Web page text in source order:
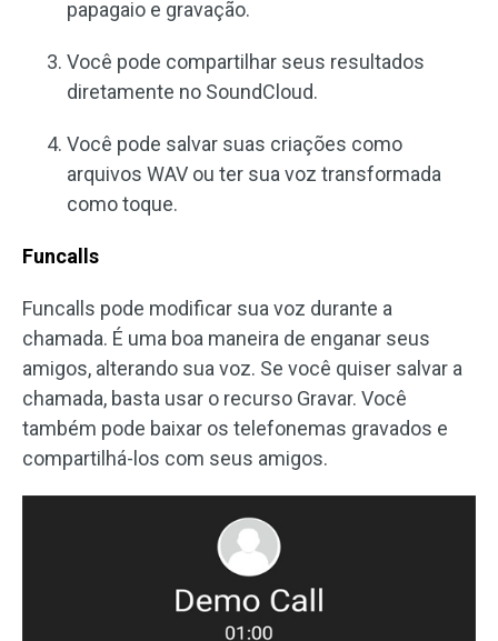
papagaio e gravação.
Você pode compartilhar seus resultados
diretamente no SoundCloud.
Você pode salvar suas criações como
arquivos WAV ou ter sua voz transformada
como toque.
Funcalls
Funcalls pode modificar sua voz durante a
chamada. É uma boa maneira de enganar seus
amigos, alterando sua voz. Se você quiser salvar a
chamada, basta usar o recurso Gravar. Você
também pode baixar os telefonemas gravados e
compartilhá-los com seus amigos.